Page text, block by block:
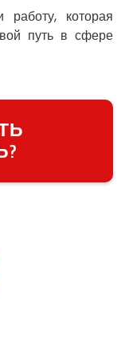
работу, которая
путь в сфере